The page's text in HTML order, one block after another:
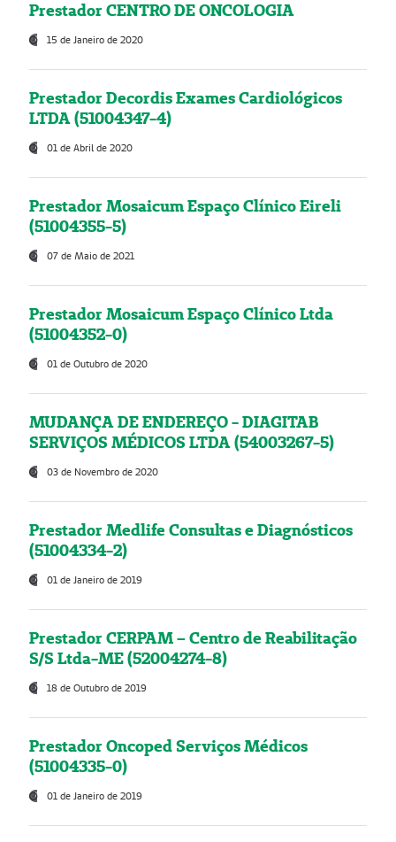
Prestador CENTRO DE ONCOLOGIA
15 de Janeiro de 2020
Prestador Decordis Exames Cardiológicos
LTDA (51004347-4)
01 de Abril de 2020
Prestador Mosaicum Espaço Clínico Eireli
(51004355-5)
07 de Maio de 2021
Prestador Mosaicum Espaço Clínico Ltda
(51004352-0)
01 de Outubro de 2020
MUDANÇA DE ENDEREÇO - DIAGITAB
SERVIÇOS MÉDICOS LTDA (54003267-5)
03 de Novembro de 2020
Prestador Medlife Consultas e Diagnósticos
(51004334-2)
01 de Janeiro de 2019
Prestador CERPAM – Centro de Reabilitação
S/S Ltda-ME (52004274-8)
18 de Outubro de 2019
Prestador Oncoped Serviços Médicos
(51004335-0)
01 de Janeiro de 2019